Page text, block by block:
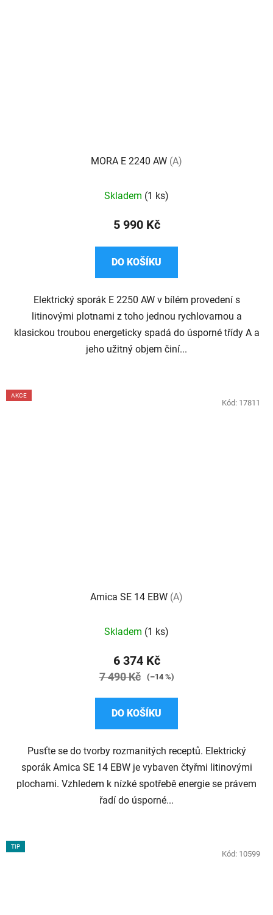
MORA E 2240 AW (A)
Skladem (1 ks)
5 990 Kč
DO KOŠÍKU
Elektrický sporák E 2250 AW v bílém provedení s
litinovými plotnami z toho jednou rychlovarnou a
klasickou troubou energeticky spadá do úsporné třídy A a
jeho užitný objem činí...
AKCE
Amica SE 14 EBW (A)
hodnocení
produktu
je
5
Skladem (1 ks)
6 374 Kč
7 490 Kč (–14 %)
DO KOŠÍKU
Pusťte se do tvorby rozmanitých receptů. Elektrický
sporák Amica SE 14 EBW je vybaven čtyřmi litinovými
plochami. Vzhledem k nízké spotřebě energie se právem
řadí do úsporné...
Kód: 17811
TIP
Kód: 10599